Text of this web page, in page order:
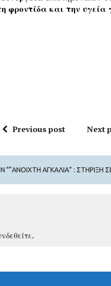
φροντίδα και την υγεία
Previous post Next
"“ΑΝΟΙΧΤΉ ΑΓΚΑΛΙΆ” :
.